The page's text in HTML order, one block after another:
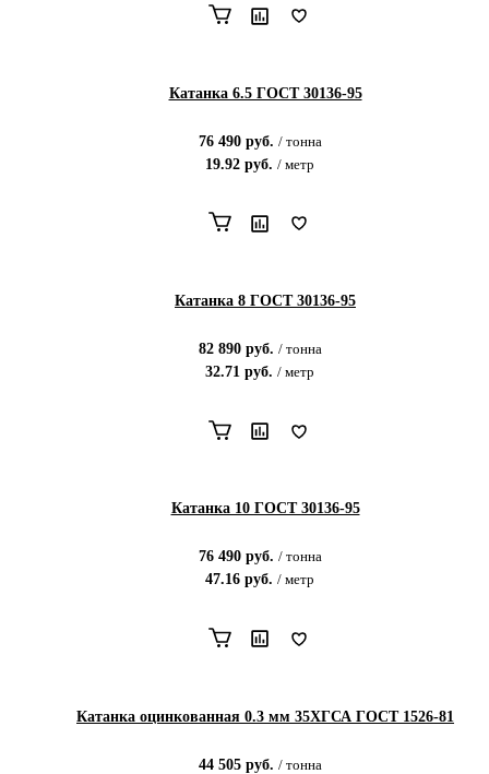
Катанка 6.5 ГОСТ 30136-95
76 490руб. / тонна
19.92 руб. / метр
Катанка 8 ГОСТ 30136-95
82 890руб. / тонна
32.71 руб. / метр
Катанка 10 ГОСТ 30136-95
76 490руб. / тонна
47.16 руб. / метр
Катанка оцинкованная 0.3 мм 35ХГСА ГОСТ 1526-81
44 505руб. / тонна